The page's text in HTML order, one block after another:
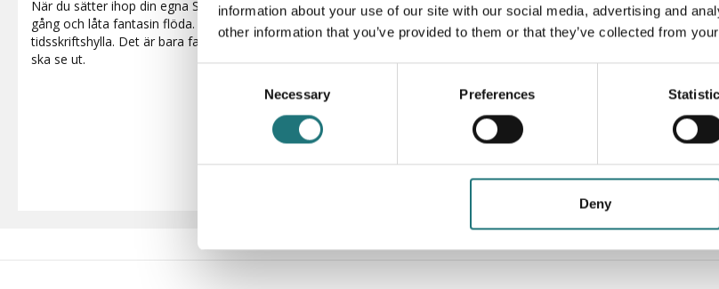
information about your use of our site with our social media, advertising and
other information that you’ve provided to them or that they’ve collected from
Necessary Preferences
Deny
När du sätter ihop din egna Stringhylla är det praktiskt att beställa fler gavlar på samma
gång och låta fantasin flöda. Komplettera med hyllplan, skåp, arbetsskiva, fällbord eller
tidsskriftshylla. Det är bara fantasin som sätter gränser för hur just ditt String hyllsystem
ska se ut.
Designer